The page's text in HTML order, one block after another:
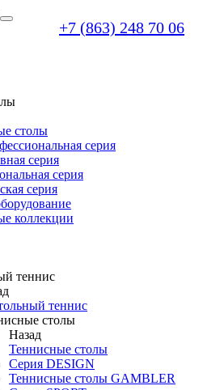
+7 (863) 248 70 06
столы
серия
серия
серия
серия
коллекции
теннис
теннис
столы
Назад
Теннисные столы
Серия DESIGN
Теннисные столы GAMBLER